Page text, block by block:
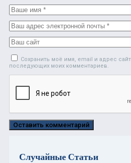
Сохранить моё имя, email и адрес
последующих моих комментариев.
Случайные Статьи